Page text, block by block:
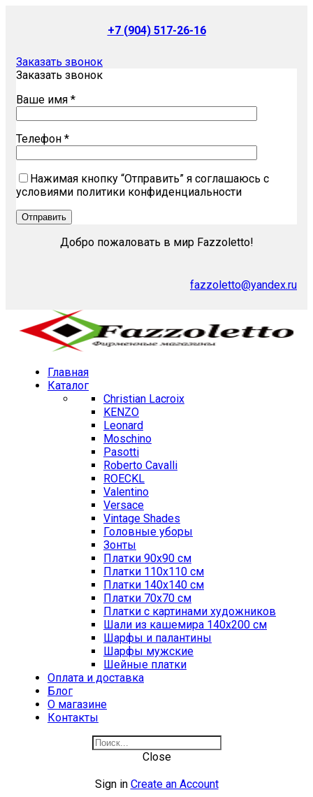
+7 (904) 517-26-16
Заказать звонок
Заказать звонок
Ваше имя *
Телефон *
Нажимая кнопку “Отправить” я соглашаюсь с
условиями политики конфиденциальности
Добро пожаловать в мир Fazzoletto!
fazzoletto@yandex.ru
Главная
Каталог
Christian Lacroix
KENZO
Leonard
Moschino
Pasotti
Roberto Cavalli
ROECKL
Valentino
Versace
Vintage Shades
Головные уборы
Зонты
Платки 90х90 см
Платки 110х110 см
Платки 140х140 см
Платки 70х70 см
Платки с картинами художников
Шали из кашемира 140х200 см
Шарфы и палантины
Шарфы мужские
Шейные платки
Оплата и доставка
Блог
О магазине
Контакты
Close
Sign in Create an Account